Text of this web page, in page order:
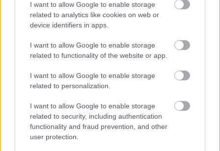
I want to allow Google to enable storage
related to analytics like cookies on web or
device identifiers in apps.
I want to allow Google to enable storage
related to functionality of the website or app.
I want to allow Google to enable storage
related to personalization.
I want to allow Google to enable storage
related to security, including authentication
functionality and fraud prevention, and other
user protection.
„Lenyűgöző újdonságot”